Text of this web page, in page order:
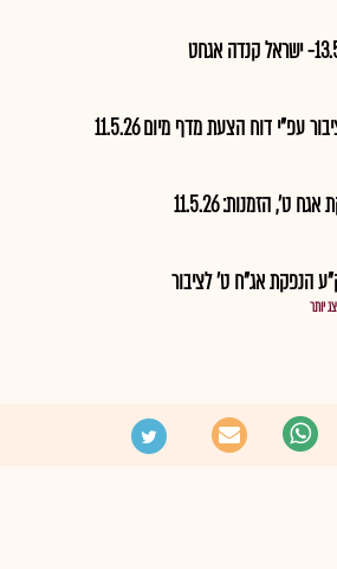
עפ"י דוח הצעת מדף מיום 11.5.26
ט', הזמנות: 11.5.26
הנפקת אג"ח ט' לציבור
יותר